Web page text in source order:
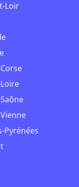
Loir
Corse
Loire
Saône
Vienne
Pyrénées